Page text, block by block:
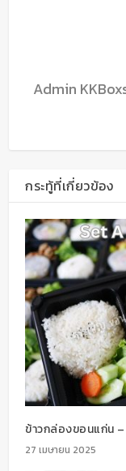
Admin
กระทู้ที่เกี่ยวข้อง
ข้าวกล่องขอนแก่น –
27 เมษายน 2025